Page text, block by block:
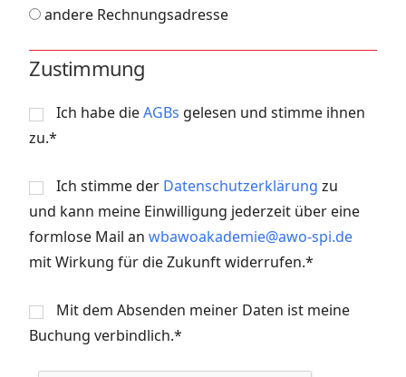
andere Rechnungsadresse
Zustimmung
Ich habe dieAGBs gelesen und stimme ihnen
zu.*
Ich stimme der Datenschutzerklärung zu
und kann meine Einwilligung jederzeit über eine
formlose Mail anwbawoakademie@awo-spi.de
mit Wirkung für die Zukunft widerrufen.*
Mit dem Absenden meiner Daten ist meine
Buchung verbindlich.*